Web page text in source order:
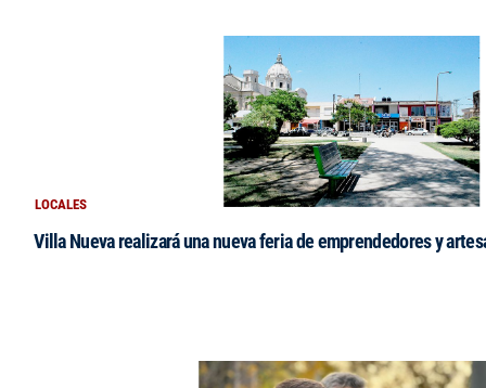
LOCALES
Villa Nueva realizará una nueva feria de emprendedores y